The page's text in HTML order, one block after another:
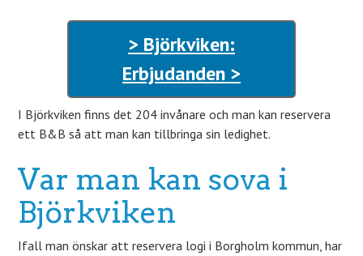
> Björkviken:
Erbjudanden >
I Björkviken finns det 204 invånare och man kan reservera
ett B&B så att man kan tillbringa sin ledighet.
Var man kan sova i
Björkviken
Ifall man önskar att reservera logi i Borgholm kommun, har